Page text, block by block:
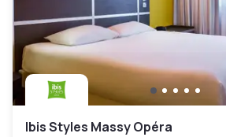
Ibis Styles Massy Opéra